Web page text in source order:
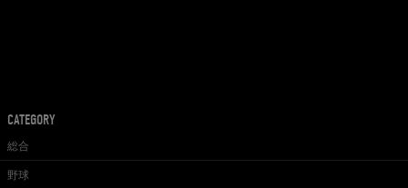
CATEGORY
総合
野球